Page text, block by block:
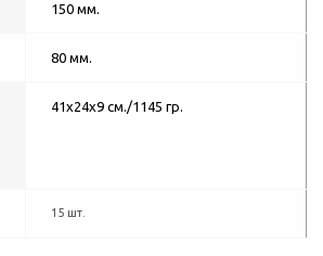
150 мм.
80 мм.
41х24х9 см./1145 гр.
15 шт.